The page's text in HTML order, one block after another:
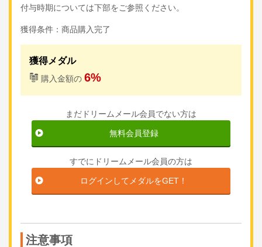
付与時期については下部をご参照ください。
獲得条件：商品購入完了
獲得メダル
購入金額の 6%
まだドリームメール会員でない方は
無料会員登録
すでにドリームメール会員の方は
ログインしてメダルをGET！
注意事項